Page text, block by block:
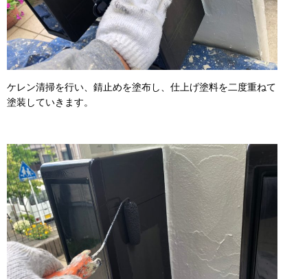
ケレン清掃を行い、錆止めを塗布し、仕上げ塗料を二度重ねて
塗装していきます。